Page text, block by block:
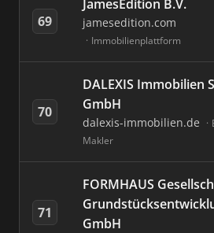
69
JamesEdition B.V.
jamesedition.com
Immobilienplattform
70
DALEXIS Immobilien
GmbH
dalexis-immobilien.de
Makler
71
FORMHAUS
GmbH